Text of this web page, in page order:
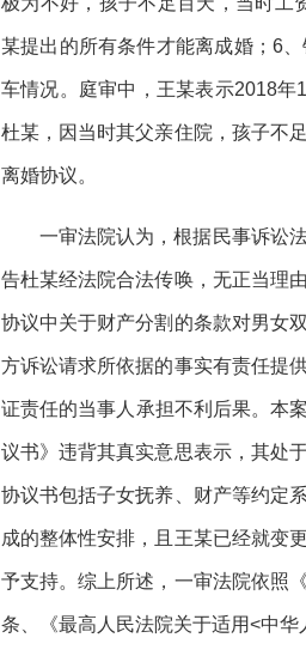
某提出的所有条件才能离成婚；6
车情况。庭审中，王某表示2018
杜某，因当时其父亲住院，孩子不
离婚协议。
一审法院认为，根据民事诉讼
告杜某经法院合法传唤，无正当理
协议中关于财产分割的条款对男女
方诉讼请求所依据的事实有责任提
证责任的当事人承担不利后果。本
议书》违背其真实意思表示，其处
协议书包括子女抚养、财产等约定
成的整体性安排，且王某已经就变
予支持。综上所述，一审法院依照
条、《最高人民法院关于适用<中